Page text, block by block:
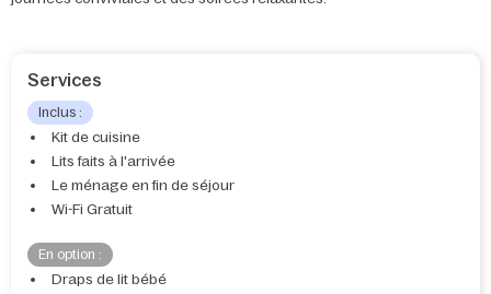
Services
Inclus :
Kit de cuisine
Lits faits à l'arrivée
Le ménage en fin de séjour
Wi-Fi Gratuit
En option :
Draps de lit bébé